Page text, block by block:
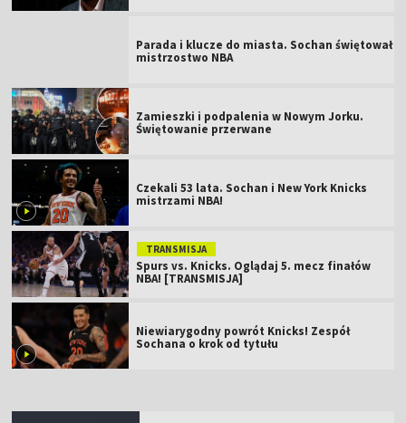
Parada i klucze do miasta. Sochan świętował
mistrzostwo NBA
Zamieszki i podpalenia w Nowym Jorku.
Świętowanie przerwane
Czekali 53 lata. Sochan i New York Knicks
mistrzami NBA!
TRANSMISJA
Spurs vs. Knicks. Oglądaj 5. mecz finałów
NBA! [TRANSMISJA]
Niewiarygodny powrót Knicks! Zespół
Sochana o krok od tytułu